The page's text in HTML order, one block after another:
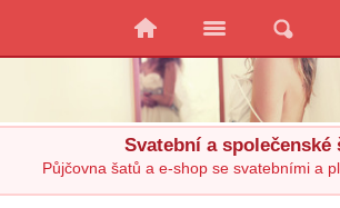
Svatební a společenské
Půjčovna šatů a e-shop se svatebními a